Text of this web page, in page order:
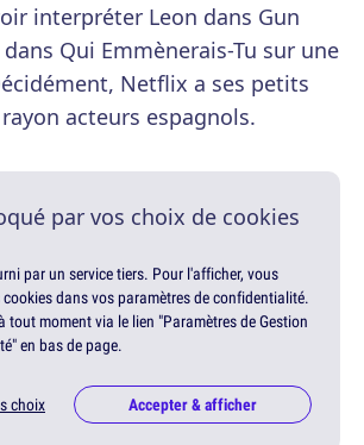
interpréter Leon dans Gun
Qui Emmènerais-Tu sur une
Netflix a ses petits
acteurs espagnols.
par vos choix de cookies
par un service tiers. Pour l'afficher, vous
cookies dans vos paramètres de confidentialité.
tout moment via le lien "Paramètres de Gestion
en bas de page.
choix Accepter & afficher